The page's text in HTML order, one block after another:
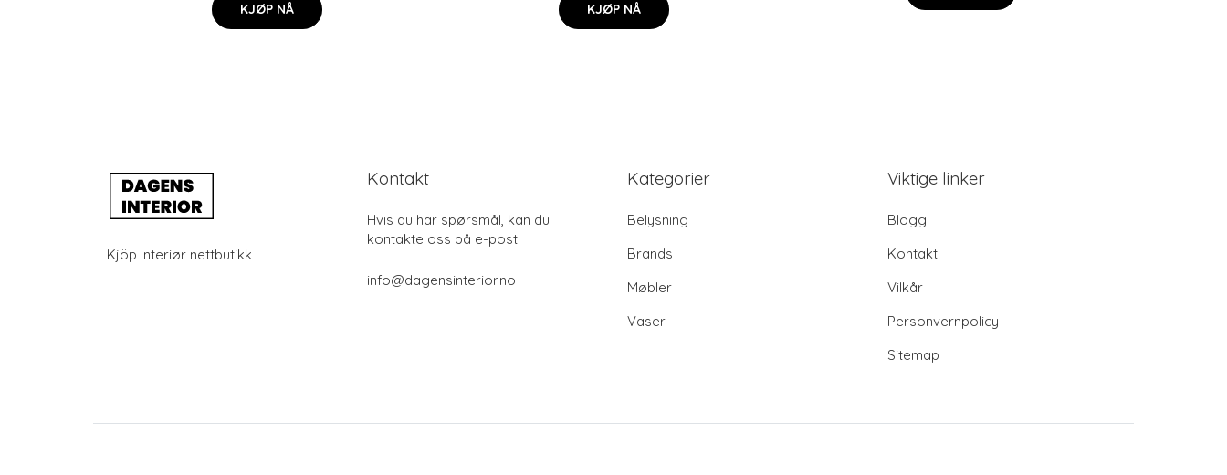
KJØP NÅ KJØP NÅ
Kjöp Interiør nettbutikk
Kontakt
Hvis du har spørsmål, kan du
kontakte oss på e-post:
info@dagensinterior.no
Kategorier
Belysning
Brands
Møbler
Vaser
Viktige linker
Blogg
Kontakt
Vilkår
Personvernpolicy
Sitemap